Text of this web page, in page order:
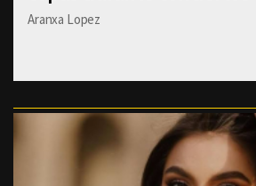
Aranxa Lopez